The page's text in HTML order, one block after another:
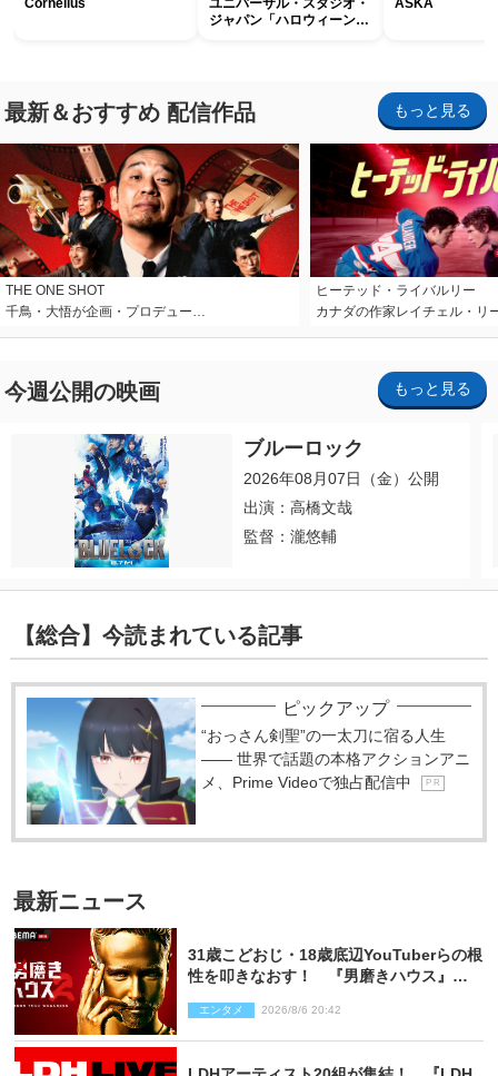
Cornelius
ユニバーサル・スタジオ・
ジャパン「ハロウィーン・
ASKA
最新＆おすすめ 配信作品 もっと見る
THE ONE SHOT
千鳥・大悟が企画・プロデュー…
ヒーテッド・ライバルリー
カナダの作家レイチェル・リ
今週公開の映画 もっと見る
ブルーロック
2026年08月07日（金）公開
出演：高橋文哉
監督：瀧悠輔
【総合】今読まれている記事
ピックアップ
“おっさん剣聖”の一太刀に宿る人生
―― 世界で話題の本格アクションアニ
メ、Prime Videoで独占配信中
P R
最新ニュース
31歳こどおじ・18歳底辺YouTuberらの根
性を叩きなおす！ 『男磨きハウス』第2
エンタメ 2026/8/6 20:42